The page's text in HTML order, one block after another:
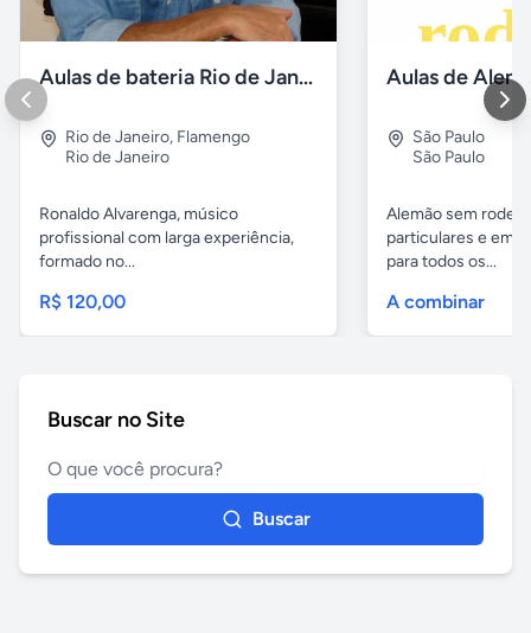
Aulas de bateria Rio de Janeiro
Rio de Janeiro, Flamengo
Rio de Janeiro
Ronaldo Alvarenga, músico
profissional com larga experiência,
formado no...
R$ 120,00
São Paulo
São Paulo
Alemão sem
particulares e em
para todos os...
A combinar
Buscar no Site
Buscar